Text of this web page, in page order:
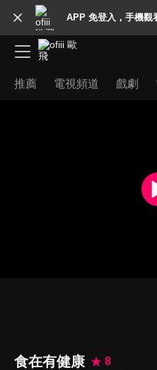
APP 免登入，手機觀
推薦 電視頻道 戲劇
食在有健康
8